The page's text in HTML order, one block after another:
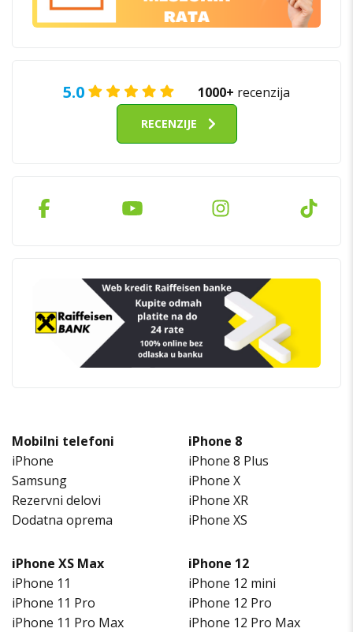
5.0 1000+ recenzija
RECENZIJE
Mobilni telefoni
iPhone
Samsung
Rezervni delovi
Dodatna oprema
iPhone 8
iPhone 8 Plus
iPhone X
iPhone XR
iPhone XS
iPhone XS Max
iPhone 11
iPhone 11 Pro
iPhone 11 Pro Max
iPhone 12
iPhone 12 mini
iPhone 12 Pro
iPhone 12 Pro Max